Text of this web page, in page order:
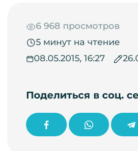
6 968 просмотров
5 минут на чтение
08.05.2015, 16:27
Поделиться в соц.